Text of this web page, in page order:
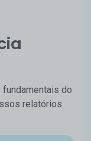
do
relatórios